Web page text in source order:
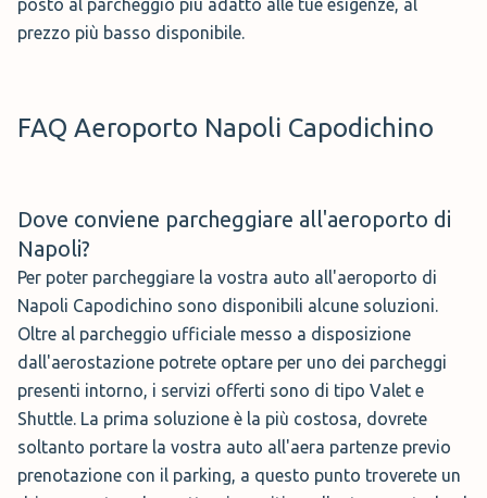
Servizi:Parcheggio con Valet
Servizi Extra: Sala d'attesa
Recensioni su ParkMundo →
Parking and Fly Park Car Valet
€a settimana)
Valutazione di 8.7 su 10 con 16 recensioni
Parking and Fly Napoli Car Valetè il
parcheggio più economico vicino
Napoli aeroporto che consigliamo
in particolare per la lunga sosta.
settimana)
suddivisa in quattro parcheggi. Ideale
giornata. Anche questi parcheggi si trovano a pochi metri
di distanza dall’aeroporto ed è possibile raggiungere i
terminal in pochi passi dopo aver lasciato la macchina.
Dedicati alla sosta breve, questi quattro parcheggi di
Capodichino, hanno prezzi e servizi abbastanza simili,
ma con qualche piccola differenza:
Il P4 è il parcheggio più vicino al terminal. Il P3 di
Capodichino faceva parte dell'offerta Sosta Breve, ma
ora è disponibile anche come parcheggio aeroporto
posto al parcheggio più adatto alle tue esigenze, al
prezzo più basso disponibile.
FAQ Aeroporto Napoli Capodichino
Dove conviene parcheggiare all'aeroporto di
Napoli?
Per poter parcheggiare la vostra auto all'aeroporto di
Napoli Capodichino sono disponibili alcune soluzioni.
Oltre al parcheggio ufficiale messo a disposizione
dall'aerostazione potrete optare per uno dei parcheggi
presenti intorno, i servizi offerti sono di tipo Valet e
Shuttle. La prima soluzione è la più costosa, dovrete
soltanto portare la vostra auto all'aera partenze previo
prenotazione con il parking, a questo punto troverete un